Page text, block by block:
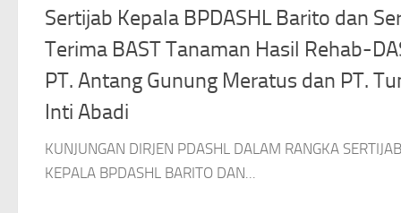
Sertijab Kepala BPDASHL Barito dan
Terima BAST Tanaman Hasil Rehab-
PT. Antang Gunung Meratus dan PT.
Inti Abadi
KUNJUNGAN DIRJEN PDASHL DALAM RANGKA SERTIJAB
KEPALA BPDASHL BARITO DAN...